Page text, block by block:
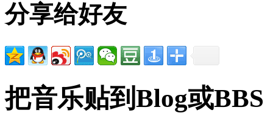
分享给好友
把音乐贴到Blog或BBS